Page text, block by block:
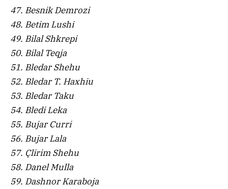
47. Besnik Demrozi
48. Betim Lushi
49. Bilal Shkrepi
50. Bilal Teqja
51. Bledar Shehu
52. Bledar T. Haxhiu
53. Bledar Taku
54. Bledi Leka
55. Bujar Curri
56. Bujar Lala
57. Çlirim Shehu
58. Danel Mulla
59. Dashnor Karaboja